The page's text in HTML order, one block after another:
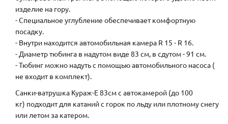
изделие на гору.
- Специальное углубление обеспечивает комфортную
посадку.
- Внутри находится автомобильная камера R 15 - R 16.
- Диаметр тюбинга в надутом виде 83 см, в сдутом - 91 см.
- Тюбинг можно надуть с помощью автомобильного насоса (
не входит в комплект).
Санки-ватрушка Кураж-Е 83см с автокамерой (до 100
кг) подходит для катаний с горок по льду или плотному снегу
или летом за катером.